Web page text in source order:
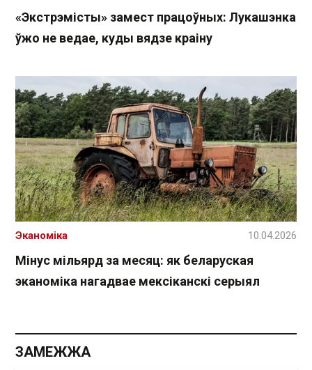
«Экстрэмісты» замест працоўных: Лукашэнка
ўжо не ведае, куды вядзе краіну
Мінус мільярд за месяц: як беларуская
эканоміка нагадвае мексіканскі серыял
Эканоміка 10.04.2026
ЗАМЕЖЖА